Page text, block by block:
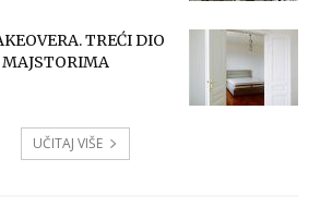
TREĆI DIO
UČITAJ VIŠE